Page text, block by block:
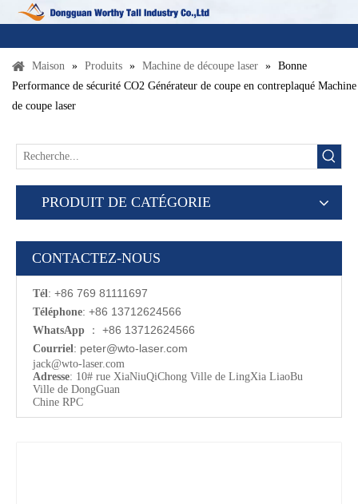
Maison » Produits » Machine de découpe laser » Bonne
Performance de sécurité CO2 Générateur de coupe en contreplaqué Machine
de coupe laser
PRODUIT DE CATÉGORIE
CONTACTEZ-NOUS
Tél: +86 769 81111697
Téléphone: +86 13712624566
WhatsApp ： +86 13712624566
Courriel: peter@wto-laser.com
jack@wto-laser.com
Adresse: 10# rue XiaNiuQiChong Ville de LingXia LiaoBu
Ville de DongGuan
Chine RPC